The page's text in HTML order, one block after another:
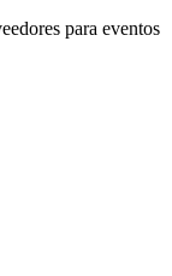
para eventos